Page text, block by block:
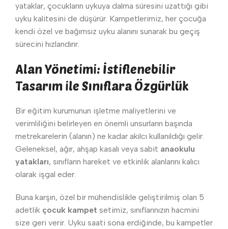
yataklar, çocukların uykuya dalma süresini uzattığı gibi
uyku kalitesini de düşürür. Kampetlerimiz, her çocuğa
kendi özel ve bağımsız uyku alanını sunarak bu geçiş
sürecini hızlandırır.
Alan Yönetimi: İstiflenebilir
Tasarım ile Sınıflara Özgürlük
Bir eğitim kurumunun işletme maliyetlerini ve
verimliliğini belirleyen en önemli unsurların başında
metrekarelerin (alanın) ne kadar akılcı kullanıldığı gelir.
Geleneksel, ağır, ahşap kasalı veya sabit anaokulu
yatakları, sınıfların hareket ve etkinlik alanlarını kalıcı
olarak işgal eder.
Buna karşın, özel bir mühendislikle geliştirilmiş olan 5
adetlik çocuk kampet setimiz, sınıflarınızın hacmini
size geri verir. Uyku saati sona erdiğinde, bu kampetler